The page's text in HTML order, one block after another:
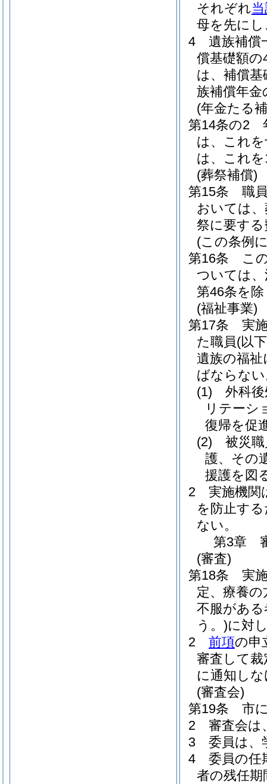
それぞれ
母を先に
4
遺族補償
償基礎額の
は、補償
族補償年
(年金たる
第14条の2
は、これ
は、これ
(葬祭補償)
第15条
職
おいては
祭に要す
(この条例
第16条
こ
ついては
第46条を
(福祉事業)
第17条
実
た職員(以
遺族の福
ばならな
(1)
外科
リテーシ
復帰を促
(2)
被災
護、その
援護を図
2
実施機関
を防止す
ない。
第3章
(審査)
第18条
実
定、療養
不服がある
う。)に対
2
前項の申
審査して
に通知し
(審査会)
第19条
市
2
審査会は
3
委員は、
4
委員の任
者の残任